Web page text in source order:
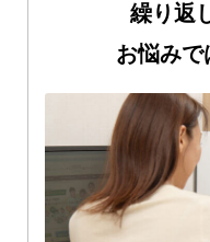
繰り返
お悩みで